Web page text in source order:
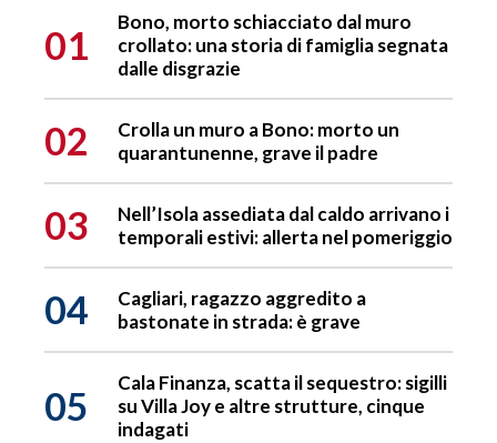
01
Bono, morto schiacciato dal muro
crollato: una storia di famiglia segnata
dalle disgrazie
02
Crolla un muro a Bono: morto un
quarantunenne, grave il padre
03
Nell’Isola assediata dal caldo arrivano i
temporali estivi: allerta nel pomeriggio
04
Cagliari, ragazzo aggredito a
bastonate in strada: è grave
05
Cala Finanza, scatta il sequestro: sigilli
su Villa Joy e altre strutture, cinque
indagati